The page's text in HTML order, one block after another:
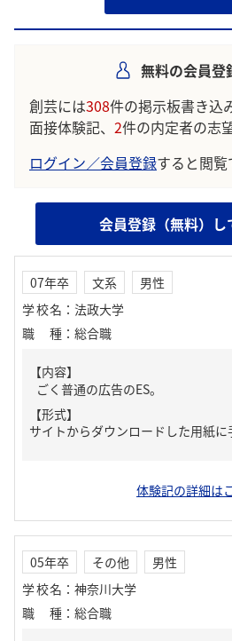
無料の会員登
創芸には308件の掲示板書き込
面接体験記、 2件の内定者の志
ログイン／会員登録すると閲覧
会員登録（無料）し
07年卒 文系
男性
学校名 ： 法政大学
職種 ： 総合職
【内容】
ごく普通の広告のES。
【形式】
サイトからダウンロードした用紙に
体験記の詳細は
05年卒 その他
男性
学校名 ： 神奈川大学
職種 ： 総合職